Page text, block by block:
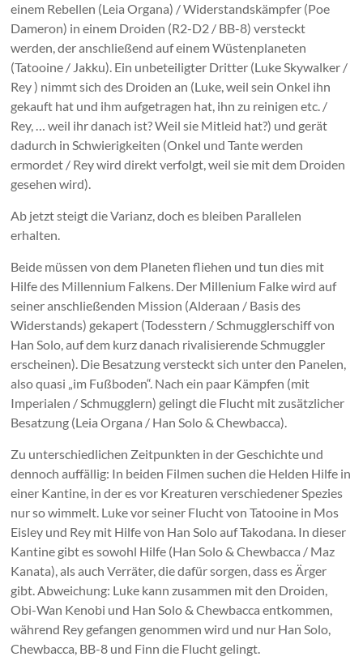
einem Rebellen (Leia Organa) / Widerstandskämpfer (Poe
Dameron) in einem Droiden (R2-D2 / BB-8) versteckt
werden, der anschließend auf einem Wüstenplaneten
(Tatooine / Jakku). Ein unbeteiligter Dritter (Luke Skywalker /
Rey ) nimmt sich des Droiden an (Luke, weil sein Onkel ihn
gekauft hat und ihm aufgetragen hat, ihn zu reinigen etc. /
Rey, … weil ihr danach ist? Weil sie Mitleid hat?) und gerät
dadurch in Schwierigkeiten (Onkel und Tante werden
ermordet / Rey wird direkt verfolgt, weil sie mit dem Droiden
gesehen wird).
Ab jetzt steigt die Varianz, doch es bleiben Parallelen
erhalten.
Beide müssen von dem Planeten fliehen und tun dies mit
Hilfe des Millennium Falkens. Der Millenium Falke wird auf
seiner anschließenden Mission (Alderaan / Basis des
Widerstands) gekapert (Todesstern / Schmugglerschiff von
Han Solo, auf dem kurz danach rivalisierende Schmuggler
erscheinen). Die Besatzung versteckt sich unter den Panelen,
also quasi „im Fußboden“. Nach ein paar Kämpfen (mit
Imperialen / Schmugglern) gelingt die Flucht mit zusätzlicher
Besatzung (Leia Organa / Han Solo & Chewbacca).
Zu unterschiedlichen Zeitpunkten in der Geschichte und
dennoch auffällig: In beiden Filmen suchen die Helden Hilfe in
einer Kantine, in der es vor Kreaturen verschiedener Spezies
nur so wimmelt. Luke vor seiner Flucht von Tatooine in Mos
Eisley und Rey mit Hilfe von Han Solo auf Takodana. In dieser
Kantine gibt es sowohl Hilfe (Han Solo & Chewbacca / Maz
Kanata), als auch Verräter, die dafür sorgen, dass es Ärger
gibt. Abweichung: Luke kann zusammen mit den Droiden,
Obi-Wan Kenobi und Han Solo & Chewbacca entkommen,
während Rey gefangen genommen wird und nur Han Solo,
Chewbacca, BB-8 und Finn die Flucht gelingt.